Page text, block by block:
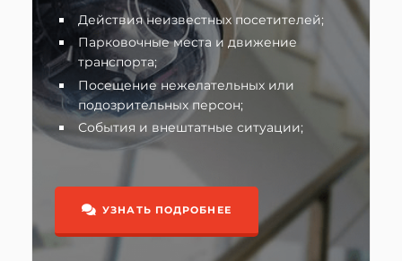
Действия неизвестных посетителей;
Парковочные места и движение
транспорта;
Посещение нежелательных или
подозрительных персон;
События и внештатные ситуации;
УЗНАТЬ ПОДРОБНЕЕ